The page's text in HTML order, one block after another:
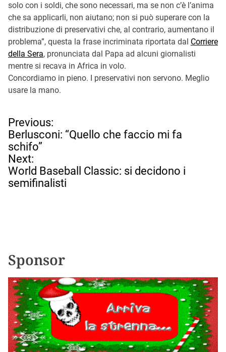
solo con i soldi, che sono necessari, ma se non c’è l’anima
che sa applicarli, non aiutano; non si può superare con la
distribuzione di preservativi che, al contrario, aumentano il
problema”, questa la frase incriminata riportata dal Corriere
della Sera, pronunciata dal Papa ad alcuni giornalisti
mentre si recava in Africa in volo.
Concordiamo in pieno. I preservativi non servono. Meglio
usare la mano.
N
a
v
i
g
a
z
a
r
t
i
c
o
l
i
Previous:
Berlusconi: “Quello che faccio mi fa
schifo”
Next:
World Baseball Classic: si decidono i
semifinalisti
Sponsor